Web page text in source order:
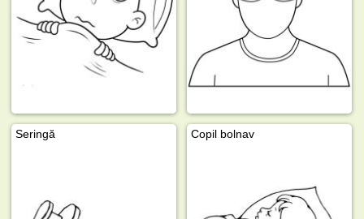
Seringă Copil bolnav